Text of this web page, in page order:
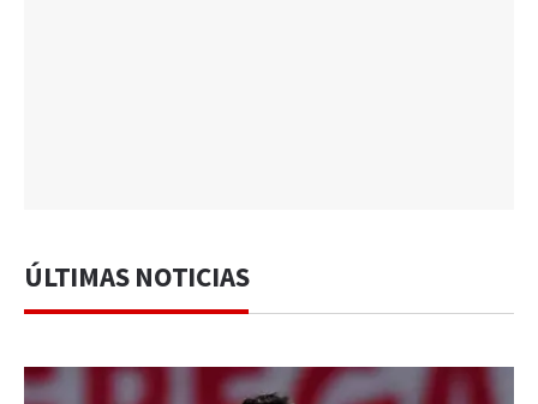
ÚLTIMAS NOTICIAS